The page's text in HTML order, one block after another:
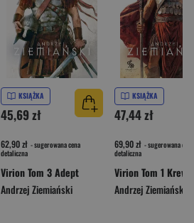
KSIĄŻKA
45,69 zł
62,90 zł - sugerowana cena
detaliczna
Virion Tom 3 Adept
Andrzej Ziemiański
KSIĄŻKA
47,44 zł
69,90 zł - sugerowana cena
detaliczna
Andrzej Ziemiański